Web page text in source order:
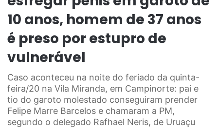
10 anos, homem de 37 anos
é preso por estupro de
vulnerável
Caso aconteceu na noite do feriado da quinta-
feira/20 na Vila Miranda, em Campinorte: pai e
tio do garoto molestado conseguiram prender
Felipe Marre Barcelos e chamaram a PM,
segundo o delegado Rafhael Neris, de Uruaçu